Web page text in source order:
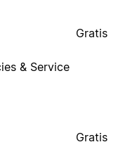
& Service
Gratis
Gratis